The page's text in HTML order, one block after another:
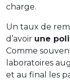
charge.
Un taux de
d’avoir une
Comme
laboratoires
et au final les